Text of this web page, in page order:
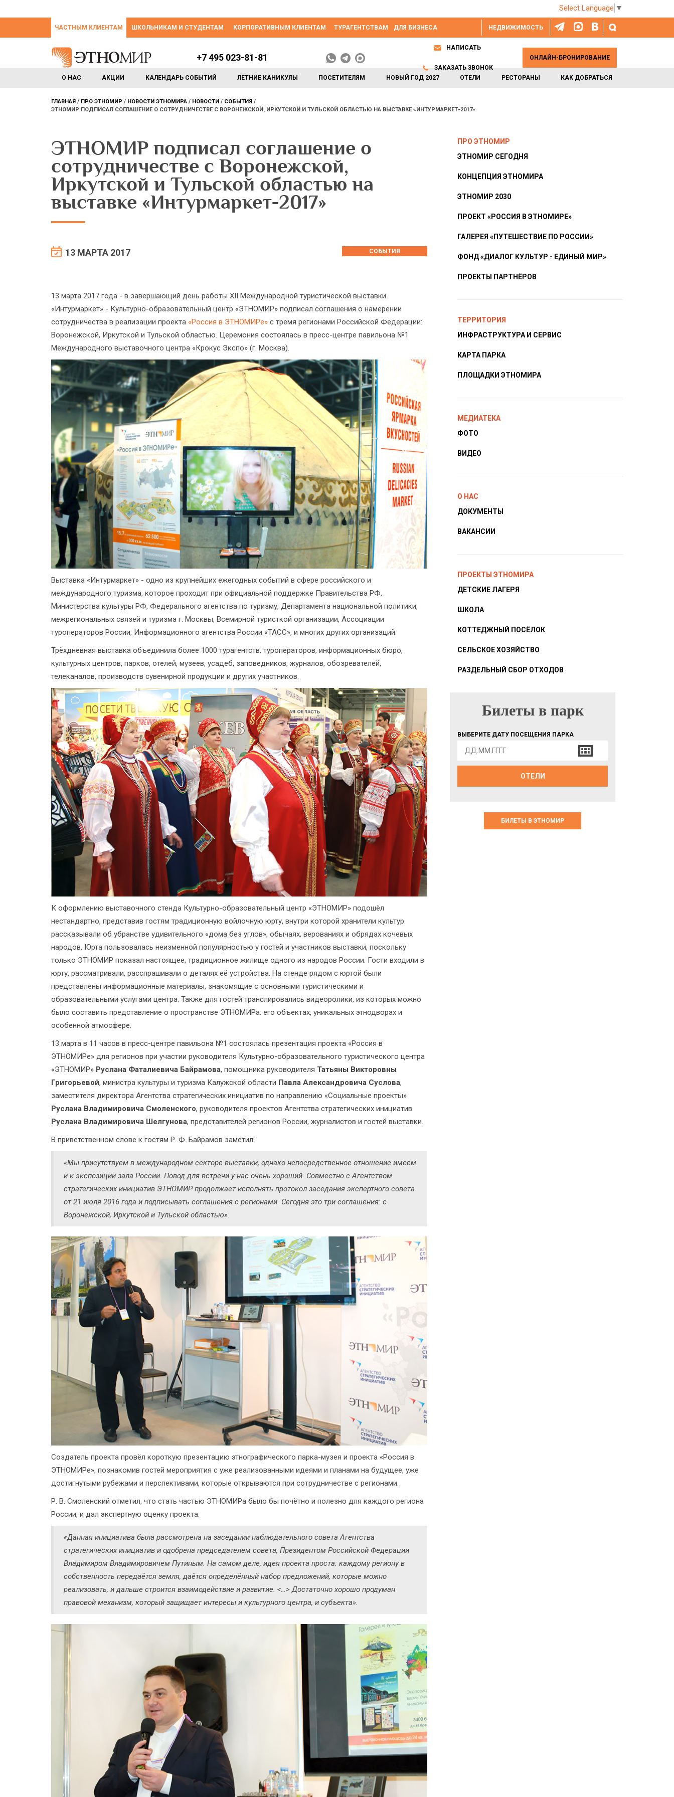
Select Language ▼
НЕДВИЖИМОСТЬ
ЧАСТНЫМ КЛИЕНТАМ ШКОЛЬНИКАМ И СТУДЕНТАМ КОРПОРАТИВНЫМ КЛИЕНТАМ ТУРАГЕНТСТВАМ ДЛЯ БИЗНЕСА
О НАС АКЦИИ КАЛЕНДАРЬ СОБЫТИЙ ЛЕТНИЕ КАНИКУЛЫ ПОСЕТИТЕЛЯМ НОВЫЙ ГОД 2027 ОТЕЛИ РЕСТОРАНЫ КАК ДОБРАТЬСЯ
+7 495 023-81-81
НАПИСАТЬ
ЗАКАЗАТЬ ЗВОНОК
ОНЛАЙН-БРОНИРОВАНИЕ
ГЛАВНАЯ ПРО ЭТНОМИР НОВОСТИ ЭТНОМИРА НОВОСТИ
СОБЫТИЯ
ЭТНОМИР ПОДПИСАЛ СОГЛАШЕНИЕ О СОТРУДНИЧЕСТВЕ С ВОРОНЕЖСКОЙ, ИРКУТСКОЙ И ТУЛЬСКОЙ ОБЛАСТЬЮ НА ВЫСТАВКЕ «ИНТУРМАРКЕТ-2017»
ЭТНОМИР подписал соглашение о
сотрудничестве с Воронежской,
Иркутской и Тульской областью на
выставке «Интурмаркет-2017»
13 МАРТА 2017 СОБЫТИЯ
13 марта 2017 года - в завершающий день работы XII Международной туристической выставки
«Интурмаркет» - Культурно-образовательный центр «ЭТНОМИР» подписал соглашения о намерении
сотрудничества в реализации проекта «Россия в ЭТНОМИРе» с тремя регионами Российской Федерации:
Воронежской, Иркутской и Тульской областью. Церемония состоялась в пресс-центре павильона №1
Международного выставочного центра «Крокус Экспо» (г. Москва).
Выставка «Интурмаркет» - одно из крупнейших ежегодных событий в сфере российского и
международного туризма, которое проходит при официальной поддержке Правительства РФ,
Министерства культуры РФ, Федерального агентства по туризму, Департамента национальной политики,
межрегиональных связей и туризма г. Москвы, Всемирной туристкой организации, Ассоциации
туроператоров России, Информационного агентства России «ТАСС», и многих других организаций.
Трёхдневная выставка объединила более 1000 турагентств, туроператоров, информационных бюро,
культурных центров, парков, отелей, музеев, усадеб, заповедников, журналов, обозревателей,
телеканалов, производств сувенирной продукции и других участников.
К оформлению выставочного стенда Культурно-образовательный центр «ЭТНОМИР» подошёл
нестандартно, представив гостям традиционную войлочную юрту, внутри которой хранители культур
рассказывали об убранстве удивительного «дома без углов», обычаях, верованиях и обрядах кочевых
народов. Юрта пользовалась неизменной популярностью у гостей и участников выставки, поскольку
только ЭТНОМИР показал настоящее, традиционное жилище одного из народов России. Гости входили в
юрту, рассматривали, расспрашивали о деталях её устройства. На стенде рядом с юртой были
представлены информационные материалы, знакомящие с основными туристическими и
образовательными услугами центра. Также для гостей транслировались видеоролики, из которых можно
было составить представление о пространстве ЭТНОМИРа: его объектах, уникальных этнодворах и
особенной атмосфере.
13 марта в 11 часов в пресс-центре павильона №1 состоялась презентация проекта «Россия в
ЭТНОМИРе» для регионов при участии руководителя Культурно-образовательного туристического центра
«ЭТНОМИР» Руслана Фаталиевича Байрамова, помощника руководителя Татьяны Викторовны
Григорьевой, министра культуры и туризма Калужской области Павла Александровича Суслова,
заместителя директора Агентства стратегических инициатив по направлению «Социальные проекты»
Руслана Владимировича Смоленского, руководителя проектов Агентства стратегических инициатив
Руслана Владимировича Шелгунова, представителей регионов России, журналистов и гостей выставки.
В приветственном слове к гостям Р. Ф. Байрамов заметил:
«Мы присутствуем в международном секторе выставки, однако непосредственное отношение имеем
и к экспозиции зала России. Повод для встречи у нас очень хороший. Совместно с Агентством
стратегических инициатив ЭТНОМИР продолжает исполнять протокол заседания экспертного совета
от 21 июля 2016 года и подписывать соглашения с регионами. Сегодня это три соглашения: с
Воронежской, Иркутской и Тульской областью».
Создатель проекта провёл короткую презентацию этнографического парка-музея и проекта «Россия в
ЭТНОМИРе», познакомив гостей мероприятия с уже реализованными идеями и планами на будущее, уже
достигнутыми рубежами и перспективами, которые открываются при сотрудничестве с регионами.
Р. В. Смоленский отметил, что стать частью ЭТНОМИРа было бы почётно и полезно для каждого региона
России, и дал экспертную оценку проекта:
«Данная инициатива была рассмотрена на заседании наблюдательного совета Агентства
стратегических инициатив и одобрена председателем совета, Президентом Российской Федерации
Владимиром Владимировичем Путиным. На самом деле, идея проекта проста: каждому региону в
собственность передаётся земля, даётся определённый набор предложений, которые можно
реализовать, и дальше строится взаимодействие и развитие. <…> Достаточно хорошо продуман
правовой механизм, который защищает интересы и культурного центра, и субъекта».
ПРО ЭТНОМИР
ЭТНОМИР СЕГОДНЯ
КОНЦЕПЦИЯ ЭТНОМИРА
ЭТНОМИР 2030
ПРОЕКТ «РОССИЯ В ЭТНОМИРЕ»
ГАЛЕРЕЯ «ПУТЕШЕСТВИЕ ПО РОССИИ»
ФОНД «ДИАЛОГ КУЛЬТУР - ЕДИНЫЙ МИР»
ПРОЕКТЫ ПАРТНЁРОВ
ТЕРРИТОРИЯ
ИНФРАСТРУКТУРА И СЕРВИС
КАРТА ПАРКА
ПЛОЩАДКИ ЭТНОМИРА
МЕДИАТЕКА
ФОТО
ВИДЕО
О НАС
ДОКУМЕНТЫ
ВАКАНСИИ
ПРОЕКТЫ ЭТНОМИРА
ДЕТСКИЕ ЛАГЕРЯ
ШКОЛА
КОТТЕДЖНЫЙ ПОСЁЛОК
СЕЛЬСКОЕ ХОЗЯЙСТВО
РАЗДЕЛЬНЫЙ СБОР ОТХОДОВ
БИЛЕТЫ В ПАРК
Билеты в парк
ВЫБЕРИТЕ ДАТУ ПОСЕЩЕНИЯ ПАРКА
ОТЕЛИ
БИЛЕТЫ В ЭТНОМИР